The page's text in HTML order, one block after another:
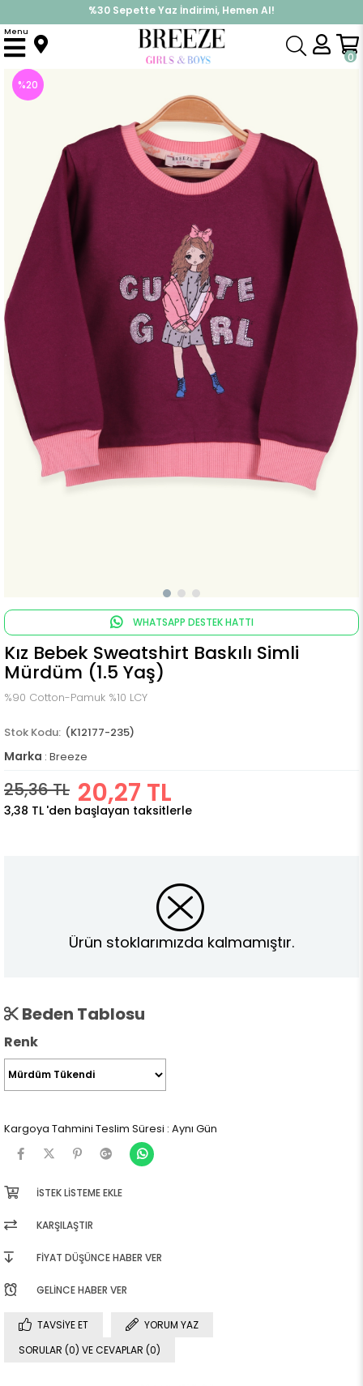
%30 Sepette Yaz İndirimi, Hemen Al!
İndirimlere ek %10 İndirimi Kap, Hemen Üye Ol!
0
Menu
Anasayfa Üst Giyim Sweatshirt Kız Bebek Sweatshirt Baskılı Simli Mürdüm (1.5 Yaş)
%20
WHATSAPP DESTEK HATTI
Kız Bebek Sweatshirt Baskılı Simli
Mürdüm (1.5 Yaş)
%90 Cotton-Pamuk %10 LCY
(K12177-235)
Marka : Breeze
25,36 TL 20,27 TL
3,38 TL 'den başlayan taksitlerle
Ürün stoklarımızda kalmamıştır.
Beden Tablosu
Renk
Kargoya Tahmini Teslim Süresi : Aynı Gün
İSTEK LISTEME EKLE
KARŞILAŞTIR
FIYAT DÜŞÜNCE HABER VER
GELINCE HABER VER
TAVSIYE ET
YORUM YAZ
SORULAR (0) VE CEVAPLAR (0)